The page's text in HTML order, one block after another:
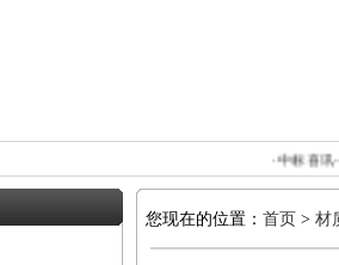
·中标喜讯--
您现在的位置： 首页 > 材